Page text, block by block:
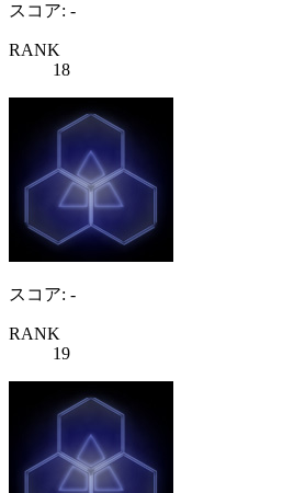
スコア: -
RANK
18
スコア: -
RANK
19